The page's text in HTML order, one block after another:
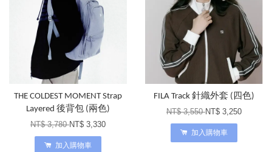
THE COLDEST MOMENT Strap
Layered 後背包 (兩色)
NT$ 3,780NT$ 3,330
加入購物車
FILA Track 針織外套 (四色)
NT$ 3,550NT$ 3,250
加入購物車